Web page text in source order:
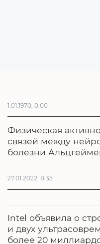
1.01.1970, 0:00
Физическая
связей между
болезни
27.01.2022, 8:35
Intel объявила о
и двух
более 20